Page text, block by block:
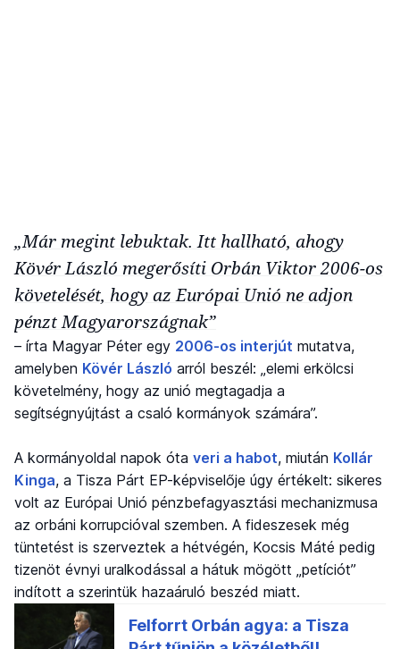
„Már megint lebuktak. Itt hallható, ahogy
Kövér László megerősíti Orbán Viktor 2006-os
követelését, hogy az Európai Unió ne adjon
pénzt Magyarországnak”
– írta Magyar Péter egy 2006-os interjút mutatva,
amelyben Kövér László arról beszél: „elemi erkölcsi
követelmény, hogy az unió megtagadja a
segítségnyújtást a csaló kormányok számára”.
A kormányoldal napok óta veri a habot, miután Kollár
Kinga, a Tisza Párt EP-képviselője úgy értékelt: sikeres
volt az Európai Unió pénzbefagyasztási mechanizmusa
az orbáni korrupcióval szemben. A fideszesek még
tüntetést is szerveztek a hétvégén, Kocsis Máté pedig
tizenöt évnyi uralkodással a hátuk mögött „petíciót”
indított a szerintük hazaáruló beszéd miatt.